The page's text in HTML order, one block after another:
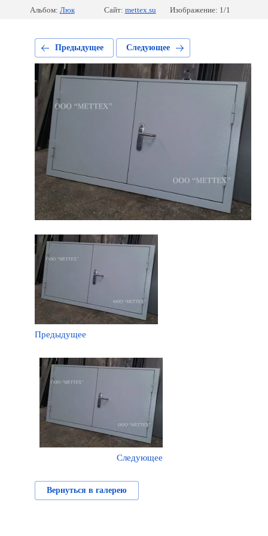
Альбом: Люк Сайт: mettex.su Изображение: 1/1
Предыдущее Следующее
Предыдущее
Следующее
Вернуться в галерею